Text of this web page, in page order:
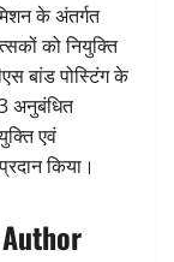
के अंतर्गत
को नियुक्ति
बांड पोस्टिंग के
अनुबंधित
एवं
किया।